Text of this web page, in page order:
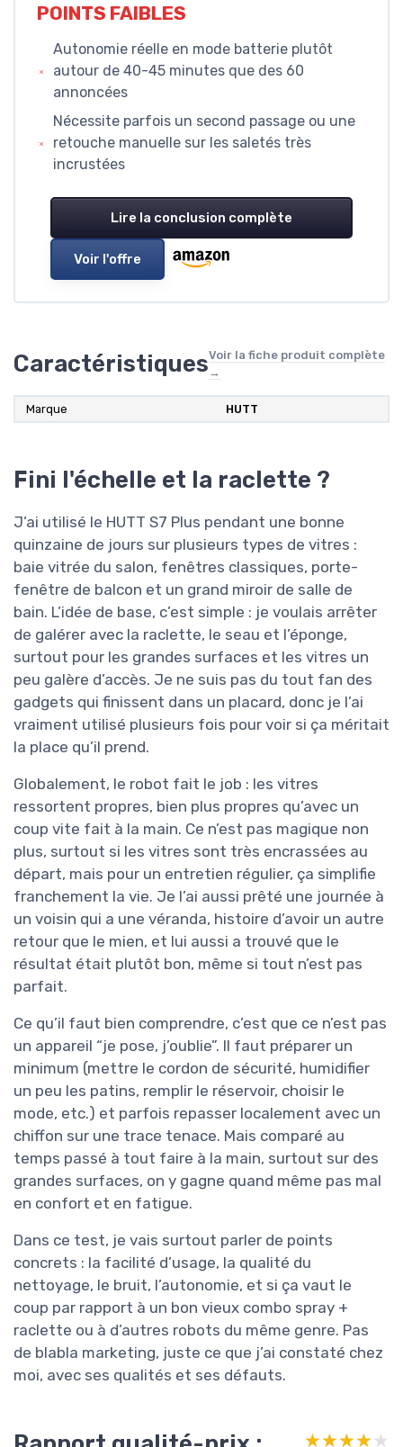
POINTS FAIBLES
Autonomie réelle en mode batterie plutôt
autour de 40-45 minutes que des 60
annoncées
Nécessite parfois un second passage ou une
retouche manuelle sur les saletés très
incrustées
Lire la conclusion complète
Voir l'offre
CaractéristiquesVoir la fiche produit complète
→
Marque HUTT
Fini l'échelle et la raclette ?
J’ai utilisé le HUTT S7 Plus pendant une bonne
quinzaine de jours sur plusieurs types de vitres :
baie vitrée du salon, fenêtres classiques, porte-
fenêtre de balcon et un grand miroir de salle de
bain. L’idée de base, c’est simple : je voulais arrêter
de galérer avec la raclette, le seau et l’éponge,
surtout pour les grandes surfaces et les vitres un
peu galère d’accès. Je ne suis pas du tout fan des
gadgets qui finissent dans un placard, donc je l’ai
vraiment utilisé plusieurs fois pour voir si ça méritait
la place qu’il prend.
Globalement, le robot fait le job : les vitres
ressortent propres, bien plus propres qu’avec un
coup vite fait à la main. Ce n’est pas magique non
plus, surtout si les vitres sont très encrassées au
départ, mais pour un entretien régulier, ça simplifie
franchement la vie. Je l’ai aussi prêté une journée à
un voisin qui a une véranda, histoire d’avoir un autre
retour que le mien, et lui aussi a trouvé que le
résultat était plutôt bon, même si tout n’est pas
parfait.
Ce qu’il faut bien comprendre, c’est que ce n’est pas
un appareil “je pose, j’oublie”. Il faut préparer un
minimum (mettre le cordon de sécurité, humidifier
un peu les patins, remplir le réservoir, choisir le
mode, etc.) et parfois repasser localement avec un
chiffon sur une trace tenace. Mais comparé au
temps passé à tout faire à la main, surtout sur des
grandes surfaces, on y gagne quand même pas mal
en confort et en fatigue.
Dans ce test, je vais surtout parler de points
concrets : la facilité d’usage, la qualité du
nettoyage, le bruit, l’autonomie, et si ça vaut le
coup par rapport à un bon vieux combo spray +
raclette ou à d’autres robots du même genre. Pas
de blabla marketing, juste ce que j’ai constaté chez
moi, avec ses qualités et ses défauts.
★★★★★
★★★★★